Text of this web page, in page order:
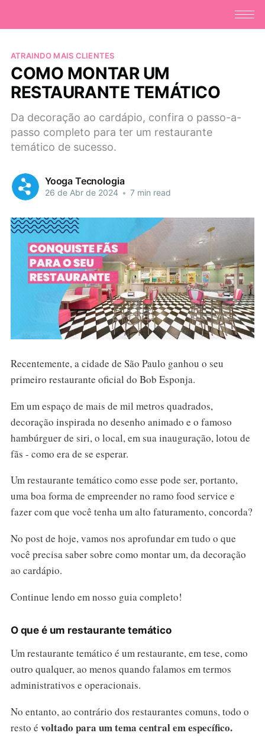
ATRAINDO MAIS CLIENTES
COMO MONTAR UM
RESTAURANTE TEMÁTICO
Da decoração ao cardápio, confira o passo-a-
passo completo para ter um restaurante
temático de sucesso.
Yooga Tecnologia
26 de Abr de 2024 • 7 min read
Recentemente, a cidade de São Paulo ganhou o seu
primeiro restaurante oficial do Bob Esponja.
Em um espaço de mais de mil metros quadrados,
decoração inspirada no desenho animado e o famoso
hambúrguer de siri, o local, em sua inauguração, lotou de
fãs - como era de se esperar.
Um restaurante temático como esse pode ser, portanto,
uma boa forma de empreender no ramo food service e
fazer com que você tenha um alto faturamento, concorda?
No post de hoje, vamos nos aprofundar em tudo o que
você precisa saber sobre como montar um, da decoração
ao cardápio.
Continue lendo em nosso guia completo!
O que é um restaurante temático
Um restaurante temático é um restaurante, em tese, como
outro qualquer, ao menos quando falamos em termos
administrativos e operacionais.
No entanto, ao contrário dos restaurantes comuns, todo o
resto é voltado para um tema central em específico.